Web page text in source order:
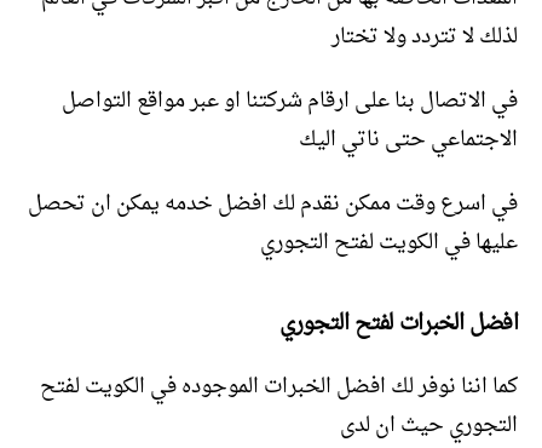
لذلك لا تتردد ولا تختار
في الاتصال بنا على ارقام شركتنا او عبر مواقع التواصل
الاجتماعي حتى ناتي اليك
في اسرع وقت ممكن نقدم لك افضل خدمه يمكن ان تحصل
عليها في الكويت لفتح التجوري
افضل الخبرات لفتح التجوري
كما اننا نوفر لك افضل الخبرات الموجوده في الكويت لفتح
التجوري حيث ان لدى